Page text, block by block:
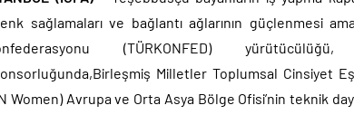
sağlamaları ve bağlantı ağlarının güçlenmesi
(TÜRKONFED)
Milletler Toplumsal Cinsiyet
Women) Avrupa ve Orta Asya Bölge Ofisi’nin teknik